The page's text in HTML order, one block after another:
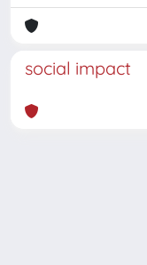
social impact